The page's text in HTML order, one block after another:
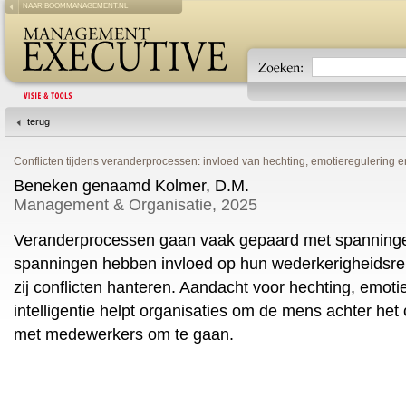
NAAR BOOMMANAGEMENT.NL
terug
Conflicten tijdens veranderprocessen: invloed van hechting, emotieregulering
Beneken genaamd Kolmer, D.M.
Management & Organisatie, 2025
Veranderprocessen gaan vaak gepaard met
spanningen hebben invloed op hun
zij conflicten hanteren. Aandacht voor hechting,
intelligentie helpt organisaties om de mens achter
met medewerkers om te gaan.